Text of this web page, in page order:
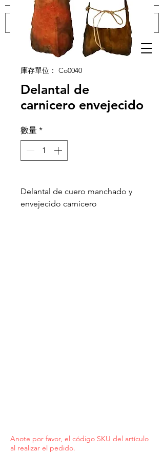
登入
庫存單位： Co0040
Delantal de
carnicero envejecido
數量 *
Delantal de cuero manchado y
envejecido carnicero
Anote por favor, el código SKU del artículo
al realizar el pedido.